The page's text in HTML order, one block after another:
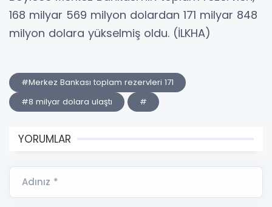
168 milyar 569 milyon dolardan 171 milyar 848
milyon dolara yükselmiş oldu. (İLKHA)
#Merkez Bankası toplam rezervleri 171
#8 milyar dolara ulaştı
#
YORUMLAR
Adınız *